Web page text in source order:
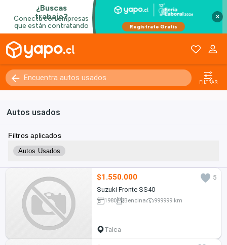
×
FILTRAR
Autos usados
Filtros aplicados
Autos Usados
$1.550.000
5
Suzuki Fronte SS40
1980 Bencina 999999 km
Talca